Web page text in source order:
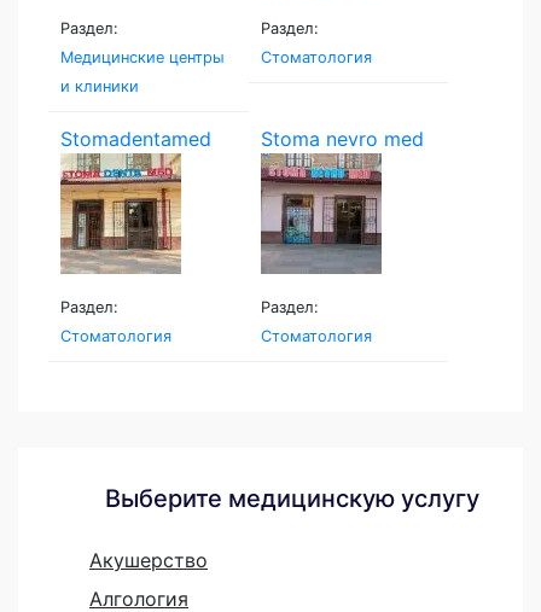
Раздел:
Медицинские центры
и клиники
Раздел:
Стоматология
Stomadentamed
Раздел:
Стоматология
Stoma nevro med
Раздел:
Стоматология
Выберите медицинскую услугу
Акушерство
Алгология